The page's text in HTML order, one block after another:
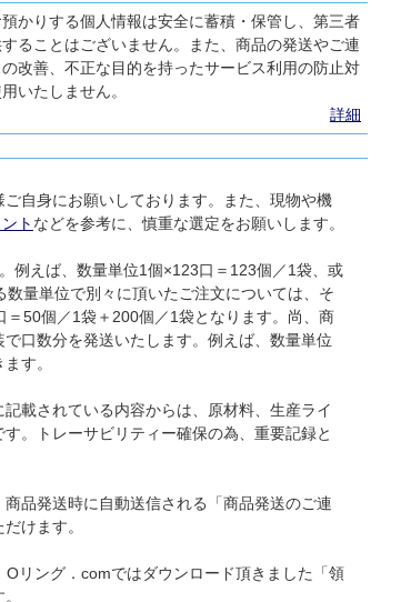
かりする個人情報は安全に蓄積・保管し、第三者
ることはございません。また、商品の発送やご連
改善、不正な目的を持ったサービス利用の防止対
いたしません。
詳細
自身にお願いしております。また、現物や機
ト などを参考に、慎重な選定をお願いします。
例えば、数量単位1個×123口＝123個／1袋、或
量単位で別々に頂いたご注文については、そ
50個／1袋＋200個／1袋となります。尚、商
口数分を発送いたします。例えば、数量単位
す。
載されている内容からは、原材料、生産ライ
。トレーサビリティー確保の為、重要記録と
品発送時に自動送信される「商品発送のご連
けます。
リング．comではダウンロード頂きました「領